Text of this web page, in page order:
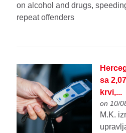
on alcohol and drugs,
repeat offenders
sa
krvi,...
on 10/
M.K.